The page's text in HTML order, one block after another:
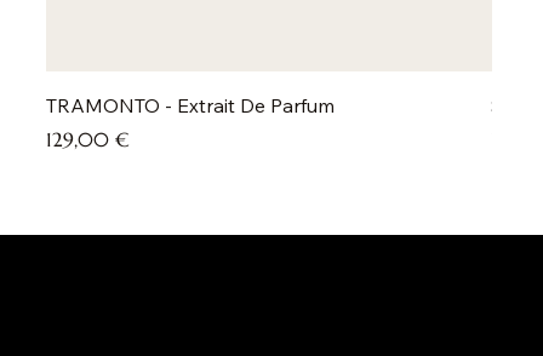
TRAMONTO - Extrait De Parfum
Cena
129,00 €